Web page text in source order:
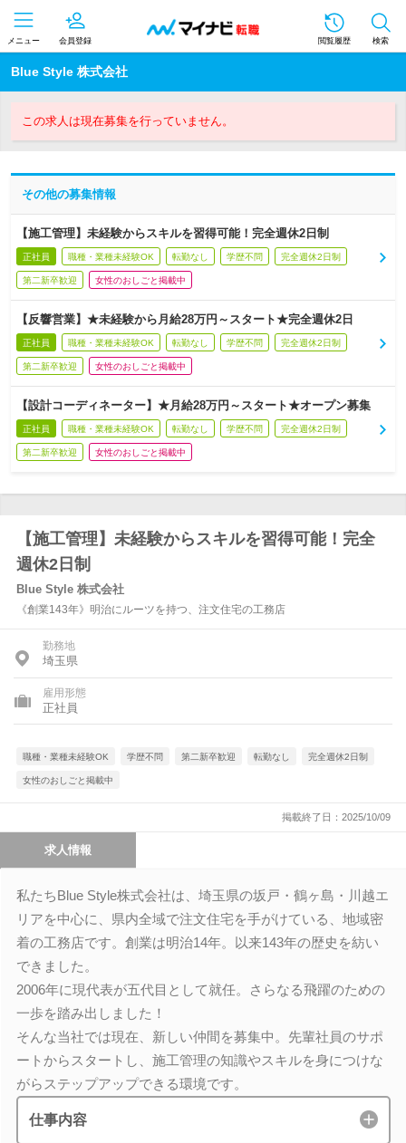
メニュー 会員登録 閲覧履歴 検索
Blue Style 株式会社
この求人は現在募集を行っていません。
その他の募集情報
【施工管理】未経験からスキルを習得可能！完全週休2日制
正社員 職種・業種未経験OK 転勤なし 学歴不問 完全週休2日制
第二新卒歓迎 女性のおしごと掲載中
【反響営業】★未経験から月給28万円～スタート★完全週休2日
正社員 職種・業種未経験OK 転勤なし 学歴不問 完全週休2日制
第二新卒歓迎 女性のおしごと掲載中
【設計コーディネーター】★月給28万円～スタート★オープン募集
正社員 職種・業種未経験OK 転勤なし 学歴不問 完全週休2日制
第二新卒歓迎 女性のおしごと掲載中
【施工管理】未経験からスキルを習得可能！完全
週休2日制
Blue Style 株式会社
《創業143年》明治にルーツを持つ、注文住宅の工務店
勤務地
埼玉県
雇用形態
正社員
職種・業種未経験OK 学歴不問 第二新卒歓迎 転勤なし 完全週休2日制
女性のおしごと掲載中
掲載終了日：2025/10/09
求人情報
私たちBlue Style株式会社は、埼玉県の坂戸・鶴ヶ島・川越エ
リアを中心に、県内全域で注文住宅を手がけている、地域密
着の工務店です。創業は明治14年。以来143年の歴史を紡い
できました。
2006年に現代表が五代目として就任。さらなる飛躍のための
一歩を踏み出しました！
そんな当社では現在、新しい仲間を募集中。先輩社員のサポ
ートからスタートし、施工管理の知識やスキルを身につけな
がらステップアップできる環境です。
仕事内容